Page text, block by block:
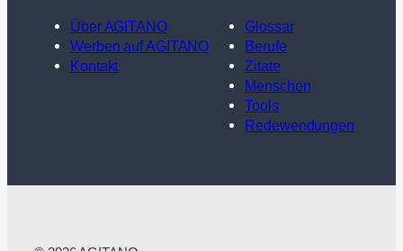
Über AGITANO
Werben auf AGITANO
Kontakt
Glossar
Berufe
Zitate
Menschen
Tools
Redewendungen